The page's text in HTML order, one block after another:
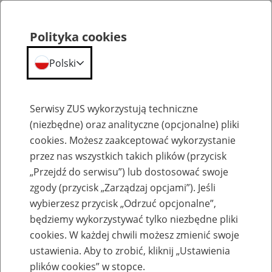
Emerytury
Baza zlikwidowanych lub
przekształconych zakładów pracy
Polityka cookies
Polski
Serwisy ZUS wykorzystują techniczne
(niezbędne) oraz analityczne (opcjonalne) pliki
cookies. Możesz zaakceptować wykorzystanie
przez nas wszystkich takich plików (przycisk
„Przejdź do serwisu”) lub dostosować swoje
zgody (przycisk „Zarządzaj opcjami”). Jeśli
wybierzesz przycisk „Odrzuć opcjonalne”,
będziemy wykorzystywać tylko niezbędne pliki
cookies. W każdej chwili możesz zmienić swoje
ustawienia. Aby to zrobić, kliknij „Ustawienia
plików cookies” w stopce.